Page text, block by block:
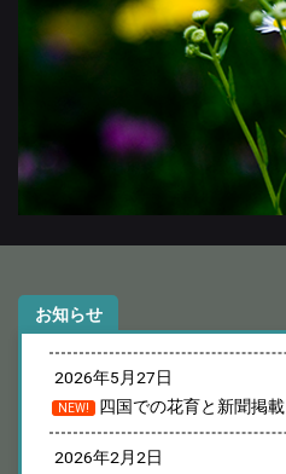
お知らせ
2026年5月27日
NEW! 四国での花育と新聞掲載
2026年2月2日